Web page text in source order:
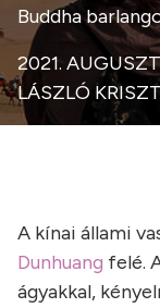
Buddha
2021.
LÁSZLÓ
A kínai állami
Dunhuang felé.
ágyakkal,